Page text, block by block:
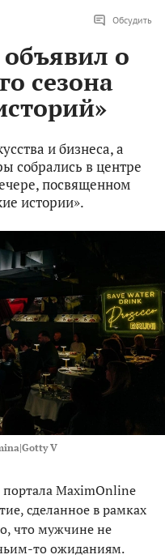
Обсудить
о
сезона
и бизнеса, а
собрались в центре
посвященном
истории».
V
портала MaximOnline
сделанное в рамках
что мужчине не
чьим-то ожиданиям.